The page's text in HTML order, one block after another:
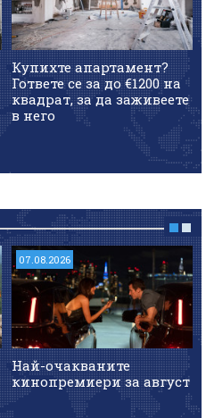
Купихте апартамент?
Гответе се за до €1200 на
квадрат, за да заживеете
в него
07.08.2026
Най-очакваните
кинопремиери за август